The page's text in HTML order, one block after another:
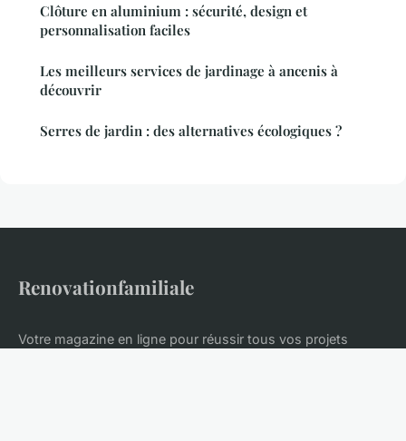
Clôture en aluminium : sécurité, design et
personnalisation faciles
Les meilleurs services de jardinage à ancenis à
découvrir
Serres de jardin : des alternatives écologiques ?
Renovationfamiliale
Votre magazine en ligne pour réussir tous vos projets